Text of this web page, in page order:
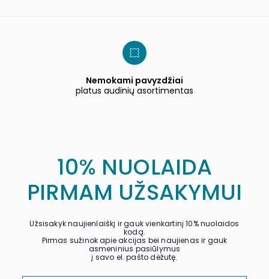
Nemokami pavyzdžiai
platus audinių asortimentas
10% NUOLAIDA
PIRMAM UŽSAKYMUI
Užsisakyk naujienlaiškį ir gauk vienkartinį 10% nuolaidos
kodą.
Pirmas sužinok apie akcijas bei naujienas ir gauk
asmeninius pasiūlymus
į savo el. pašto dėžutę.